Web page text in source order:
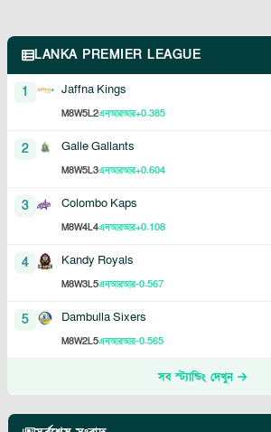
LANKA PREMIER LEAGUE
1 Jaffna Kings
M8W5L2এনআরআর+0.385
2 Galle Gallants
M8W5L3এনআরআর+0.604
3 Colombo Kaps
M8W4L4এনআরআর+0.108
4 Kandy Royals
M8W3L5এনআরআর-0.567
5 Dambulla Sixers
M8W2L5এনআরআর-0.565
সব স্ট্যান্ডিং দেখুন